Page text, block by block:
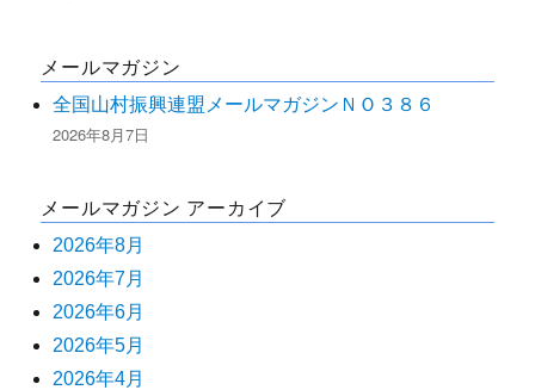
メールマガジン
全国山村振興連盟メールマガジンＮＯ３８６
2026年8月7日
メールマガジン アーカイブ
2026年8月
2026年7月
2026年6月
2026年5月
2026年4月